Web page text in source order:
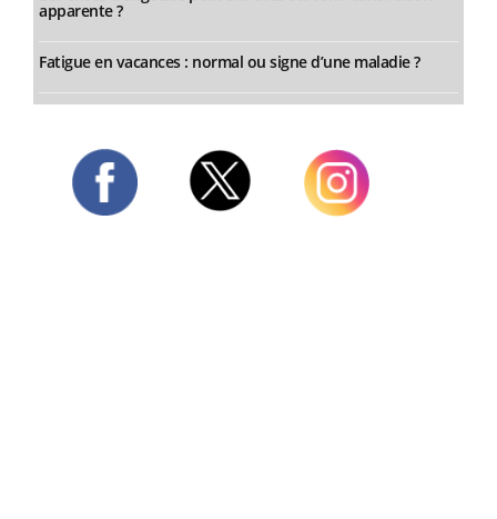
apparente ?
Fatigue en vacances : normal ou signe d’une maladie ?